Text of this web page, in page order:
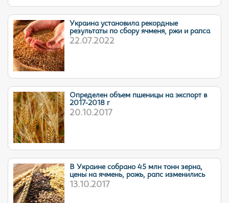
Украина установила рекордные
результаты по сбору ячменя, ржи и рапса
22.07.2022
Определен объем пшеницы на экспорт в
2017-2018 г
20.10.2017
В Украине собрано 45 млн тонн зерна,
цены на ячмень, рожь, рапс изменились
13.10.2017